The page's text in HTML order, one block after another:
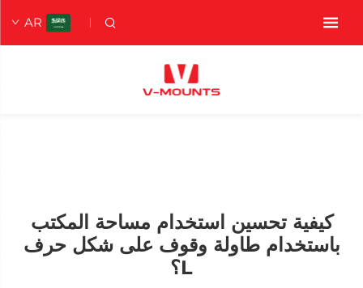
AR
كيفية تحسين استخدام مساحة المكتب
باستخدام طاولة وقوف على شكل حرف
L؟